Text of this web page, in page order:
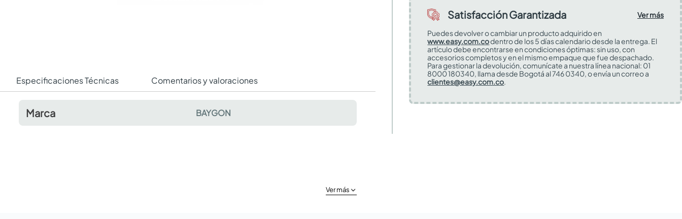
Especificaciones Técnicas Comentarios y valoraciones
Marca BAYGON
Satisfacción Garantizada
Ver más
Puedes devolver o cambiar un producto adquirido en
www.easy.com.codentro de los 5 días calendario desde la entrega. El
artículo debe encontrarse en condiciones óptimas: sin uso, con
accesorios completos y en el mismo empaque que fue despachado.
Para gestionar la devolución, comunícate a nuestra línea nacional: 01
8000 180340, llama desde Bogotá al 746 0340, o envía un correo a
clientes@easy.com.co.
Ver más